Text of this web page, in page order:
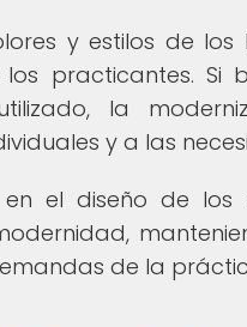
y estilos de
practicantes. Si
la
y a las
en el diseño de
de la